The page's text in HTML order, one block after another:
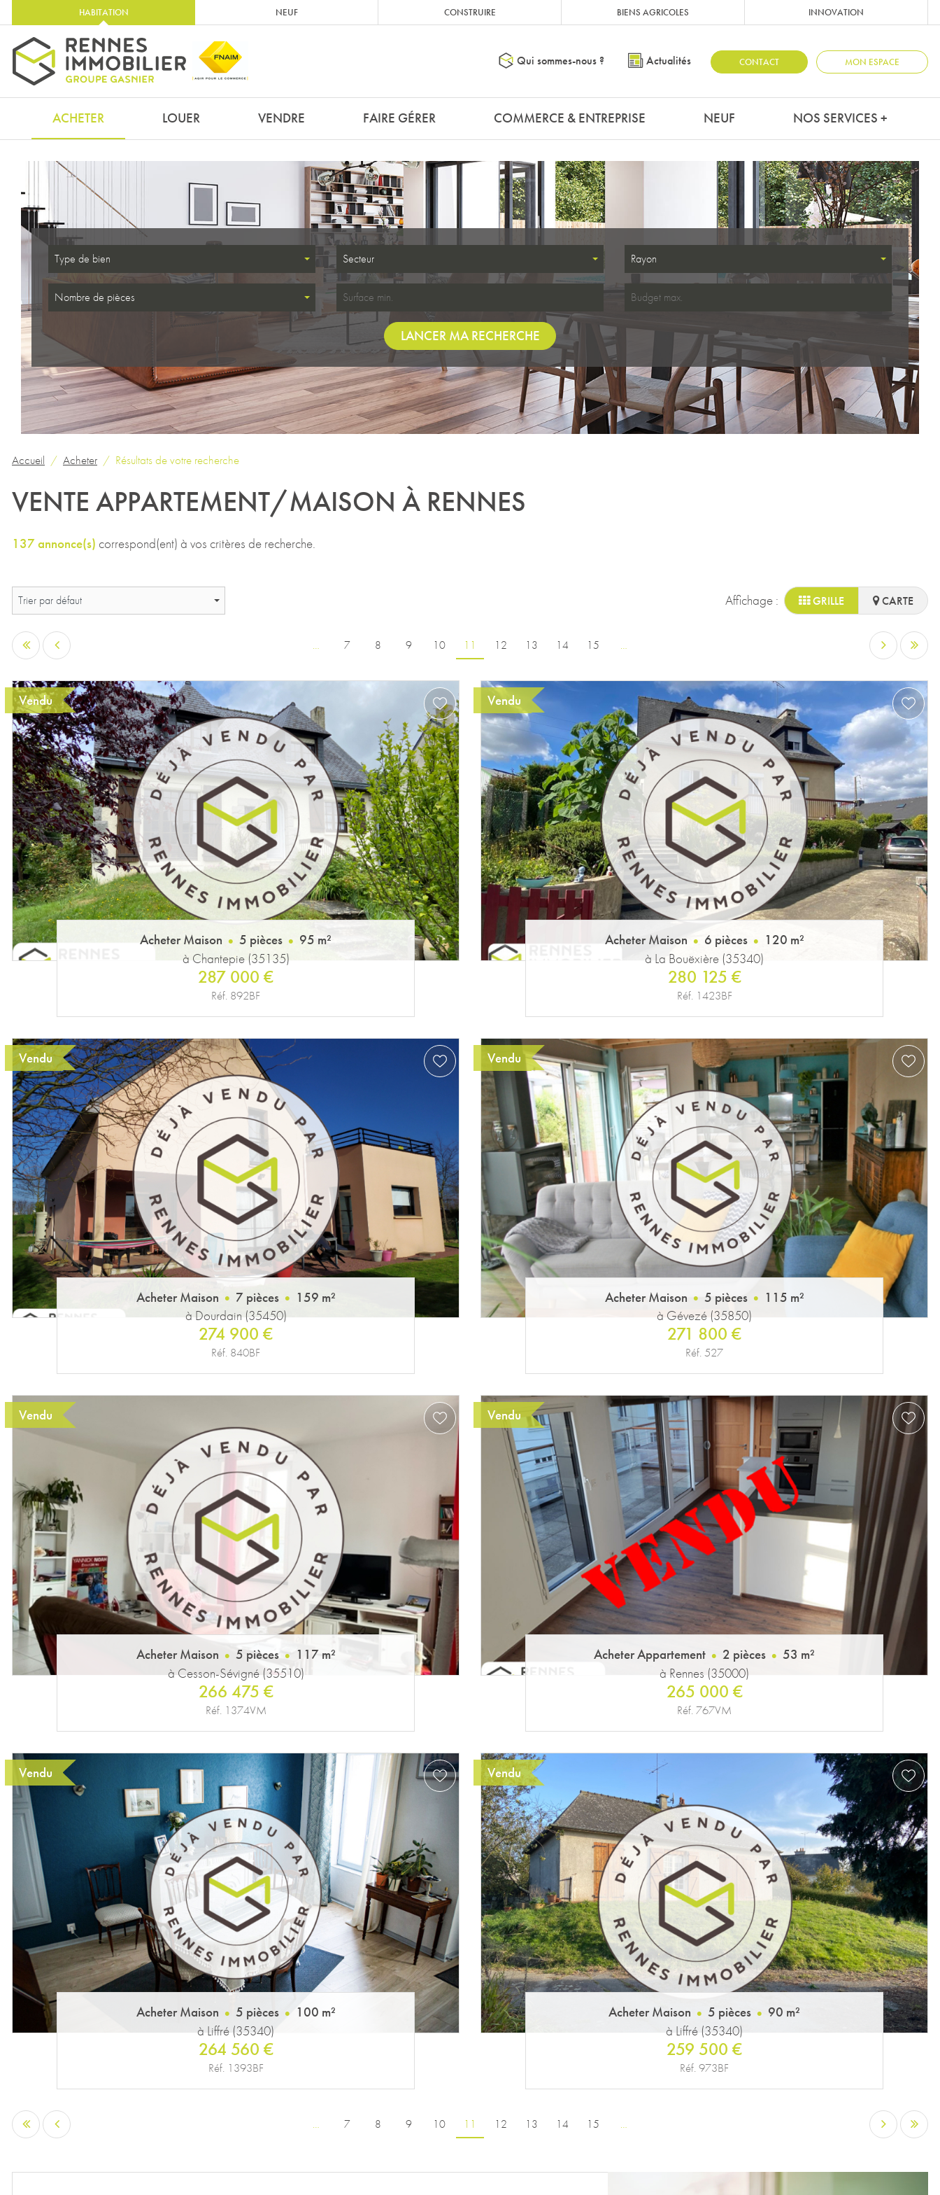
HABITATION NEUF CONSTRUIRE BIENS AGRICOLES INNOVATION
Qui sommes-nous ? Actualités CONTACT MON ESPACE
ACHETER LOUER VENDRE FAIRE GÉRER COMMERCE & ENTREPRISE NEUF NOS SERVICES +
Type de bien Secteur Rayon
Nombre de pièces
LANCER MA RECHERCHE
Accueil Acheter Résultats de votre recherche
VENTE APPARTEMENT/MAISON À RENNES
137 annonce(s) correspond(ent) à vos critères de recherche.
Trier par défaut Affichage : GRILLE CARTE
… 7 8 9 10 11 12 13 14 15 …
Vendu
Acheter Maison 5 pièces
95 m²
à Chantepie (35135)
287 000 €
Réf. 892BF
Vendu
Acheter Maison 6 pièces
120 m²
à La Bouëxière (35340)
280 125 €
Réf. 1423BF
Vendu
Acheter Maison 7 pièces
159 m²
à Dourdain (35450)
274 900 €
Réf. 840BF
Vendu
Acheter Maison 5 pièces
115 m²
à Gévezé (35850)
271 800 €
Réf. 527
Vendu
Acheter Maison 5 pièces
117 m²
à Cesson-Sévigné (35510)
266 475 €
Réf. 1374VM
Vendu
Acheter Appartement 2 pièces
53 m²
à Rennes (35000)
265 000 €
Réf. 767VM
Vendu
Acheter Maison 5 pièces
100 m²
à Liffré (35340)
264 560 €
Réf. 1393BF
Vendu
Acheter Maison 5 pièces
90 m²
à Liffré (35340)
259 500 €
Réf. 973BF
… 7 8 9 10 11 12 13 14 15 …